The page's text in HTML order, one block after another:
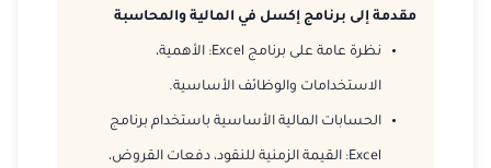
2026-10-19 امستردام
2026-10-26 القاهرة
مقدمة إلى برنامج إكسل في المالية والمحاسبة
نظرة عامة على برنامج Excel: الأهمية،
الاستخدامات والوظائف الأساسية.
الحسابات المالية الأساسية باستخدام برنامج
Excel: القيمة الزمنية للنقود، دفعات القروض،